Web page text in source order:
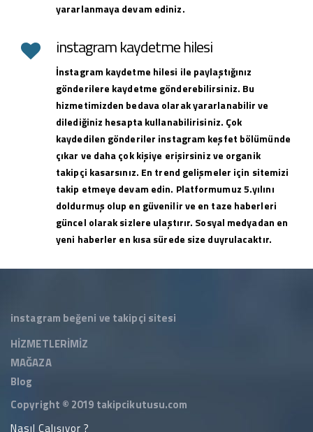
yararlanmaya devam ediniz.
instagram kaydetme hilesi
İnstagram kaydetme hilesi ile paylaştığınız
gönderilere kaydetme gönderebilirsiniz. Bu
hizmetimizden bedava olarak yararlanabilir ve
dilediğiniz hesapta kullanabilirisiniz. Çok
kaydedilen gönderiler instagram keşfet bölümünde
çıkar ve daha çok kişiye erişirsiniz ve organik
takipçi kasarsınız. En trend gelişmeler için sitemizi
takip etmeye devam edin. Platformumuz 5.yılını
doldurmuş olup en güvenilir ve en taze haberleri
güncel olarak sizlere ulaştırır. Sosyal medyadan en
yeni haberler en kısa sürede size duyrulacaktır.
instagram beğeni ve takipçi sitesi
HİZMETLERİMİZ
MAĞAZA
Blog
Copyright © 2019 takipcikutusu.com
Nasıl Çalışıyor ?